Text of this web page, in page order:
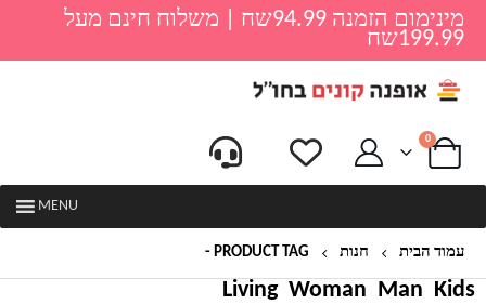
מינימום הזמנה 94.99שח | משלוח חינם מעל
199.99שח
0
MENU
עמוד הבית חנות PRODUCT TAG -
Kids
Man
Woman
Living